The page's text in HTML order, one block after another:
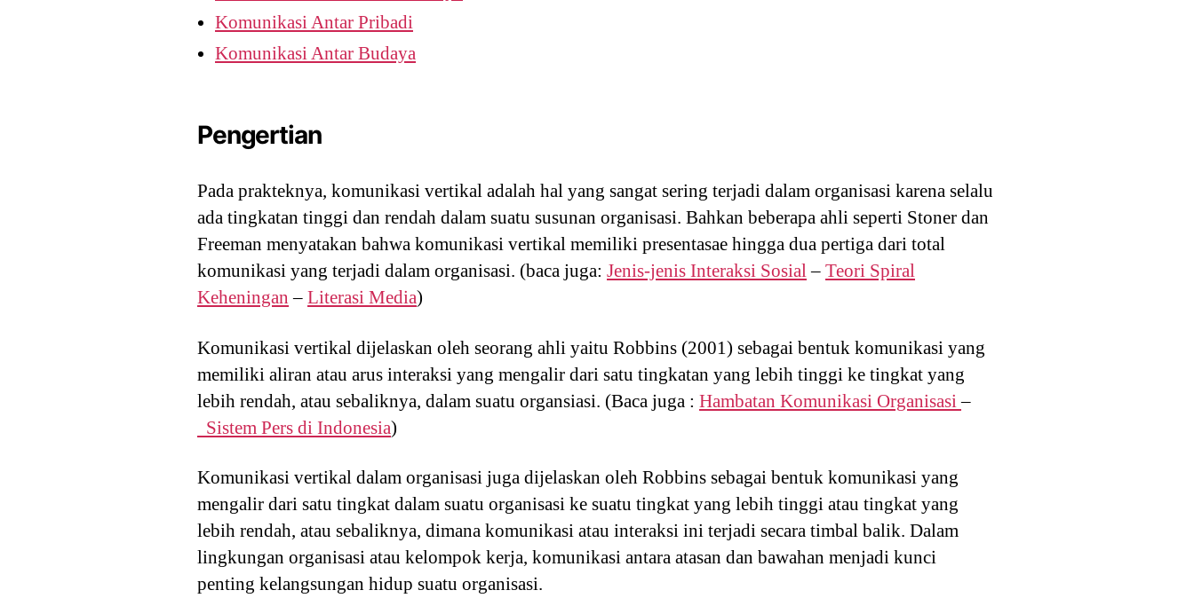
Komunikasi Antar Pribadi
Komunikasi Antar Budaya
Pengertian
Pada prakteknya, komunikasi vertikal adalah hal yang sangat sering terjadi dalam organisasi karena selalu
ada tingkatan tinggi dan rendah dalam suatu susunan organisasi. Bahkan beberapa ahli seperti Stoner dan
Freeman menyatakan bahwa komunikasi vertikal memiliki presentasae hingga dua pertiga dari total
komunikasi yang terjadi dalam organisasi. (baca juga: Jenis-jenis Interaksi Sosial– Teori Spiral
Keheningan – Literasi Media)
Komunikasi vertikal dijelaskan oleh seorang ahli yaitu Robbins (2001) sebagai bentuk komunikasi yang
memiliki aliran atau arus interaksi yang mengalir dari satu tingkatan yang lebih tinggi ke tingkat yang
lebih rendah, atau sebaliknya, dalam suatu organsiasi. (Baca juga : Hambatan Komunikasi Organisasi–
Sistem Pers di Indonesia)
Komunikasi vertikal dalam organisasi juga dijelaskan oleh Robbins sebagai bentuk komunikasi yang
mengalir dari satu tingkat dalam suatu organisasi ke suatu tingkat yang lebih tinggi atau tingkat yang
lebih rendah, atau sebaliknya, dimana komunikasi atau interaksi ini terjadi secara timbal balik. Dalam
lingkungan organisasi atau kelompok kerja, komunikasi antara atasan dan bawahan menjadi kunci
penting kelangsungan hidup suatu organisasi.